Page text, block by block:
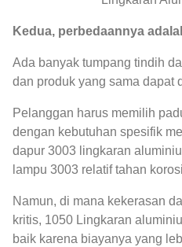
Kedua, perbedaannya
Ada banyak tumpang tindih
dan produk yang sama dapat
Pelanggan harus memilih
dengan kebutuhan spesifik
dapur 3003 lingkaran
lampu 3003 relatif tahan
Namun, di mana kekerasan
kritis, 1050 Lingkaran
baik karena biayanya yang